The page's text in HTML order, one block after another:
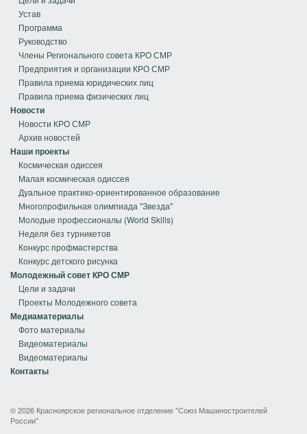
Устав
Программа
Руководство
Члены Регионального совета КРО СМР
Предприятия и организации КРО СМР
Правила приема юридических лиц
Правила приема физических лиц
Новости
Новости КРО СМР
Архив новостей
Наши проекты
Космическая одиссея
Малая космическая одиссея
Дуальное практико-ориентированное образование
Многопрофильная олимпиада "Звезда"
Молодые профессионалы (World Skills)
Неделя без турникетов
Конкурс профмастерства
Конкурс детского рисунка
Молодежный совет КРО СМР
Цели и задачи
Проекты Молодежного совета
Медиаматериалы
Фото материалы
Видеоматериалы
Видеоматериалы
Контакты
© 2026 Красноярское региональное отделение "Союз Машиностроителей
России"